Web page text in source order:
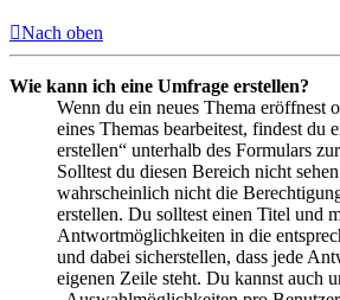
Nach oben
Wie kann ich eine Umfrage erstellen?
Wenn du ein neues Thema eröffnest
eines Themas bearbeitest, findest du
erstellen“ unterhalb des Formulars
Solltest du diesen Bereich nicht
wahrscheinlich nicht die
erstellen. Du solltest einen Titel und
Antwortmöglichkeiten in die
und dabei sicherstellen, dass jede
eigenen Zeile steht. Du kannst auch